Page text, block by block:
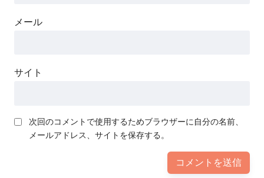
メール
サイト
次回のコメントで使用するためブラウザーに自分の名前、
メールアドレス、サイトを保存する。